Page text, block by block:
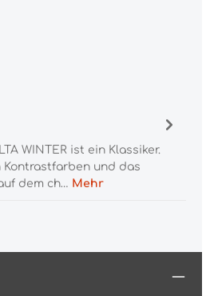
WINTER ist ein Klassiker.
Kontrastfarben und das
dem ch… Mehr